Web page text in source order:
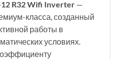
12 R32 Wifi Inverter —
класса, созданный
работы в
условиях.